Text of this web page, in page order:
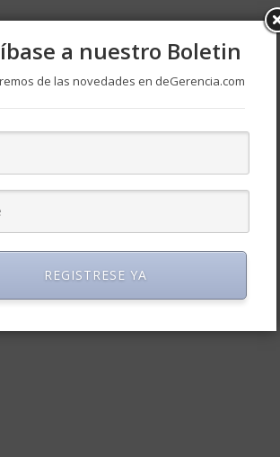
a nuestro Boletin
de las novedades en deGerencia.com
REGISTRESE YA